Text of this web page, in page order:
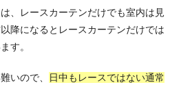
、レースカーテンだけでも室内は見
降になるとレースカーテンだけでは
す。
いので、
日中もレースではない通常